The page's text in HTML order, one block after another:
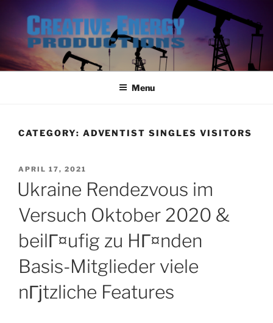
content
Menu
CATEGORY: ADVENTIST SINGLES VISITORS
POSTED
APRIL 17, 2021
Ukraine Rendezvous im
Versuch Oktober 2020 &
beilГ¤ufig zu HГ¤nden
Basis-Mitglieder viele
nГјtzliche Features